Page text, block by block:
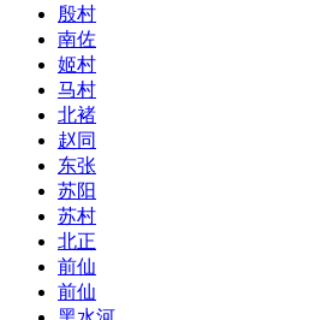
殷村
南佐
姬村
马村
北褚
赵同
东张
苏阳
苏村
北正
前仙
前仙